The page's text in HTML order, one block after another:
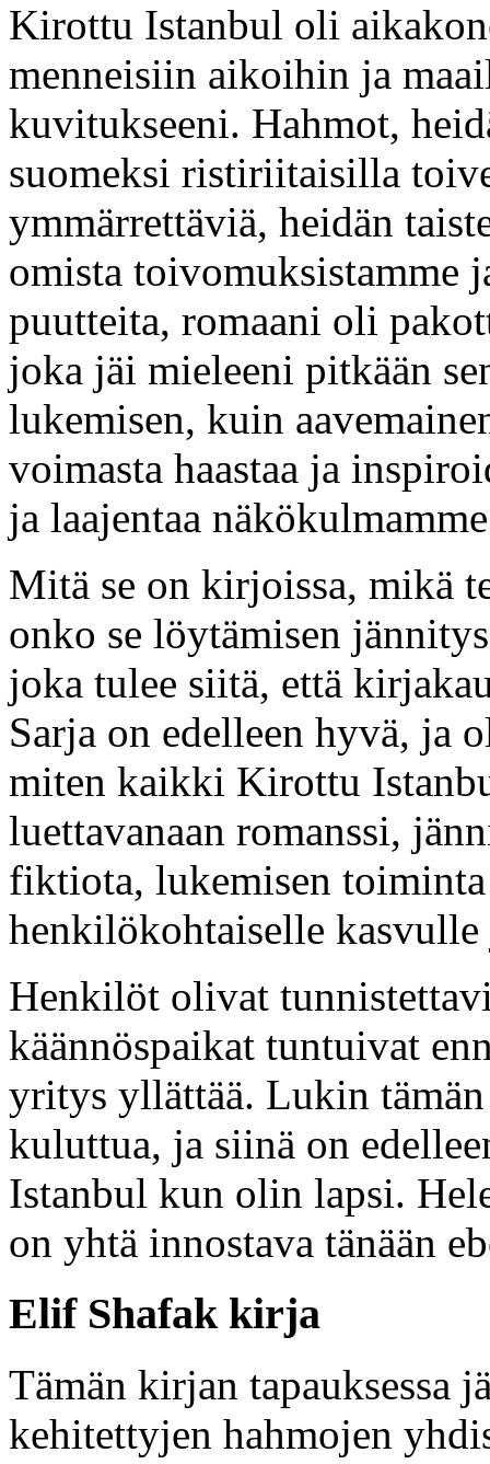
Kirottu Istanbul oli
menneisiin aikoihin ja
kuvitukseeni. Hahmot,
suomeksi ristiriitaisilla
ymmärrettäviä, heidän
omista toivomuksistamme
puutteita, romaani oli
joka jäi mieleeni pitkään
lukemisen, kuin
voimasta haastaa ja
ja laajentaa
Mitä se on kirjoissa, mikä
onko se löytämisen
joka tulee siitä, että
Sarja on edelleen hyvä, ja
miten kaikki Kirottu
luettavanaan romanssi,
fiktiota, lukemisen
henkilökohtaiselle
Henkilöt olivat
käännöspaikat tuntuivat
yritys yllättää. Lukin
kuluttua, ja siinä on
Istanbul kun olin lapsi.
on yhtä innostava tänään
Elif Shafak kirja
Tämän kirjan tapauksessa
kehitettyjen hahmojen